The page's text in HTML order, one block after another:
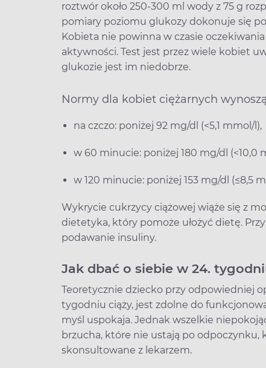
roztwór około 250-300 ml wody z 75 g
pomiary poziomu glukozy dokonuje się
Kobieta nie powinna w czasie
aktywności. Test jest przez wiele kobiet
glukozie jest im niedobrze.
Normy dla kobiet ciężarnych
na czczo: poniżej 92 mg/dl (<5,1 mmol/l),
w 60 minucie: poniżej 180 mg/dl (<10,0
w 120 minucie: poniżej 153 mg/dl (≤8,5
Wykrycie cukrzycy ciążowej wiąże się z
dietetyka, który pomoże ułożyć dietę.
podawanie insuliny.
Jak dbać o siebie w 24.
Teoretycznie dziecko przy odpowiedniej
tygodniu ciąży, jest zdolne do
myśl uspokaja. Jednak wszelkie
brzucha, które nie ustają po odpoczynku,
skonsultowane z lekarzem.